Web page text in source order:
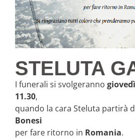
STELUTA
I funerali si svolgeranno
11.30,
quando la cara Steluta partirà
Bonesi
per fare ritorno in Romania.